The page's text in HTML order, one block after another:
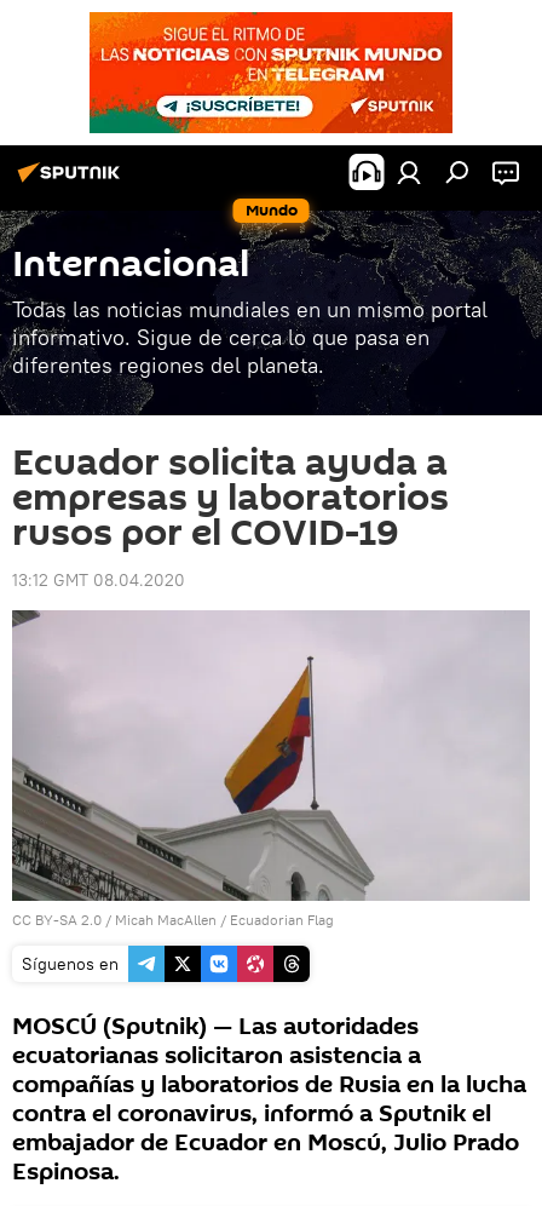
Mundo
Internacional
Todas las noticias mundiales en un mismo portal
informativo. Sigue de cerca lo que pasa en
diferentes regiones del planeta.
Ecuador solicita ayuda a
empresas y laboratorios
rusos por el COVID-19
13:12 GMT 08.04.2020
CC BY-SA 2.0 / Micah MacAllen / Ecuadorian Flag
Síguenos en
MOSCÚ (Sputnik) — Las autoridades
ecuatorianas solicitaron asistencia a
compañías y laboratorios de Rusia en la lucha
contra el coronavirus, informó a Sputnik el
embajador de Ecuador en Moscú, Julio Prado
Espinosa.